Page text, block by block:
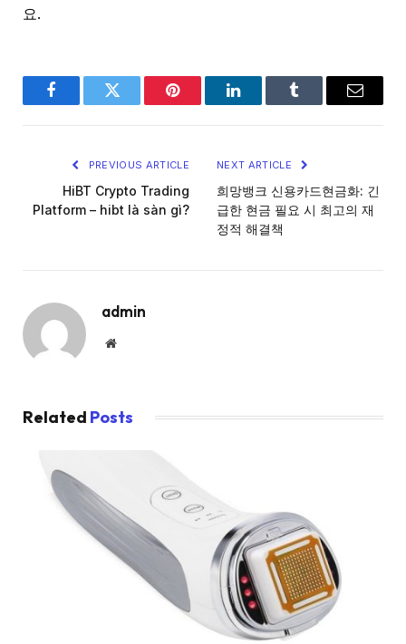
요.
FacebookTwitter Pinterest LinkedInTumblr Email
PREVIOUS ARTICLE
HiBT Crypto Trading
Platform – hibt là sàn gì?
NEXT ARTICLE
희망뱅크 신용카드현금화: 긴
급한 현금 필요 시 최고의 재
정적 해결책
admin
Website
Related Posts